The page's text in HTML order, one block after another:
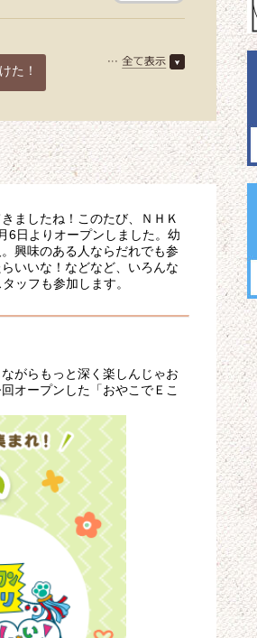
た！
ましたね！このたび、ＮＨＫ
6日よりオープンしました。幼
興味のある人ならだれでも参
いいな！などなど、いろんな
ッフも参加します。
がらもっと深く楽しんじゃお
オープンした「おやこでＥこ